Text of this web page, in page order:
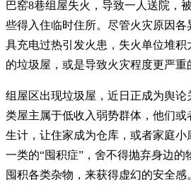
巴窑8巷组屋失火，导致一人送院，
些得入住临时住所。尽管火灾原因
具充电过热引发火患，失火单位堆积
的垃圾屋，或是导致火灾程度更严重
组屋区出现垃圾屋，近日正成为舆
类屋主属于低收入弱势群体，他们
生计，让住家成为仓库，或者家庭
一类的“囤积症”，舍不得抛弃身边的
囤积各类杂物，来获得虚幻的安全